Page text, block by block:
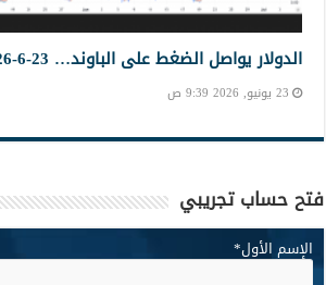
الدولار يواصل الضغط على الباوند… 23-6-2026
23 يونيو, 2026 9:39 ص
فتح حساب تجريبي
الإسم الأول*